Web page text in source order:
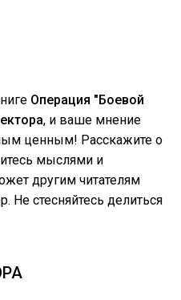
Операция "Боевой
, и ваше мнение
ценным! Расскажите о
мыслями и
другим читателям
Не стесняйтесь делиться